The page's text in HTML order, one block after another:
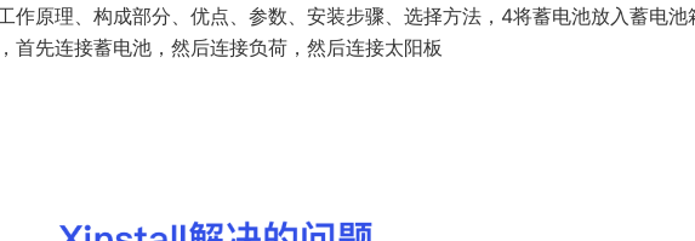
作原理、构成部分、优点、参数、安装步骤、选择方法，4将蓄电池放入蓄电池
首先连接蓄电池，然后连接负荷，然后连接太阳板